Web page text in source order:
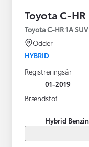
Toyota C-HR
Toyota C-HR 1A
Odder
HYBRID
Registreringsår
01-2019
Brændstof
Hybrid Benzin